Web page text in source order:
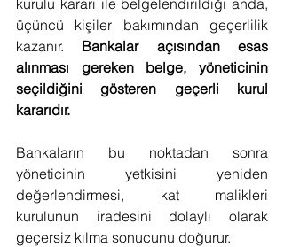
kurulu kararı ile belgelendirildiği anda,
üçüncü kişiler bakımından geçerlilik
kazanır. Bankalar açısından esas
alınması gereken belge, yöneticinin
seçildiğini gösteren geçerli kurul
kararıdır.
Bankaların bu noktadan sonra
yöneticinin yetkisini yeniden
değerlendirmesi, kat malikleri
kurulunun iradesini dolaylı olarak
geçersiz kılma sonucunu doğurur.